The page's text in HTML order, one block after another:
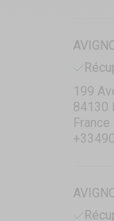
199
84130
France